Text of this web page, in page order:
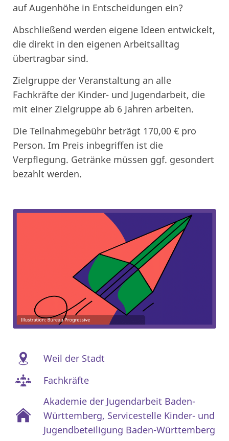
auf Augenhöhe in Entscheidungen ein?
Abschließend werden eigene Ideen entwickelt,
die direkt in den eigenen Arbeitsalltag
übertragbar sind.
Zielgruppe der Veranstaltung an alle
Fachkräfte der Kinder- und Jugendarbeit, die
mit einer Zielgruppe ab 6 Jahren arbeiten.
Die Teilnahmegebühr beträgt 170,00 € pro
Person. Im Preis inbegriffen ist die
Verpflegung. Getränke müssen ggf. gesondert
bezahlt werden.
Weil der Stadt
Fachkräfte
Akademie der Jugendarbeit Baden-
Württemberg, Servicestelle Kinder- und
Jugendbeteiligung Baden-Württemberg